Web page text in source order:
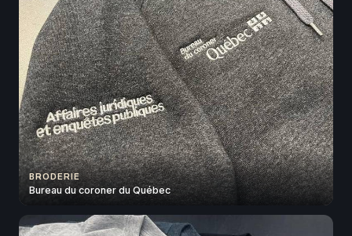
BRODERIE
Bureau du coroner du Québec